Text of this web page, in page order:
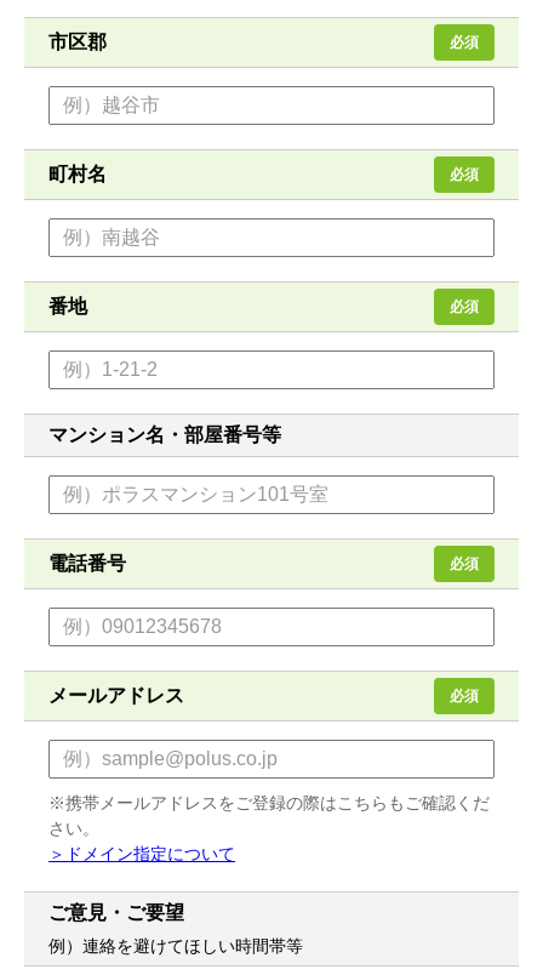
市区郡 必須
町村名 必須
番地 必須
マンション名・部屋番号等
電話番号 必須
メールアドレス 必須
※携帯メールアドレスをご登録の際はこちらもご確認くだ
さい。
＞ドメイン指定について
ご意見・ご要望
例）連絡を避けてほしい時間帯等